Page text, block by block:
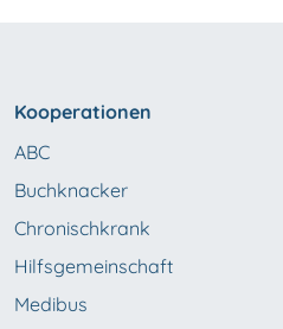
Kooperationen
ABC
Buchknacker
Chronischkrank
Hilfsgemeinschaft
Medibus